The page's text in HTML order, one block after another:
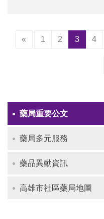
« 1 2 3(current)
4
藥局重要公文
藥局多元服務
藥品異動資訊
高雄市社區藥局地圖